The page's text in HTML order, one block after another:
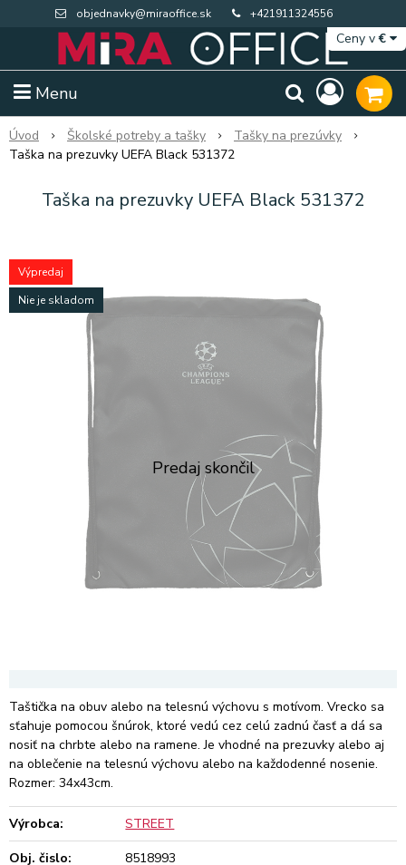
objednavky@miraoffice.sk +421911324556
Menu
Ceny v€
Extra výpredaj zásob Výpredaj BTS
Úvod Školské potreby a tašky
Tašky na prezúvky
Taška na prezuvky UEFA Black 531372
Taška na prezuvky UEFA Black 531372
Výpredaj
Nie je skladom
Taštička na obuv alebo na telesnú výchovu s motívom. Vrecko sa
sťahuje pomocou šnúrok, ktoré vedú cez celú zadnú časť a dá sa
nosiť na chrbte alebo na ramene. Je vhodné na prezuvky alebo aj
na oblečenie na telesnú výchovu alebo na každodenné nosenie.
Rozmer: 34x43cm.
Výrobca:
STREET
Obj. čislo:
8518993